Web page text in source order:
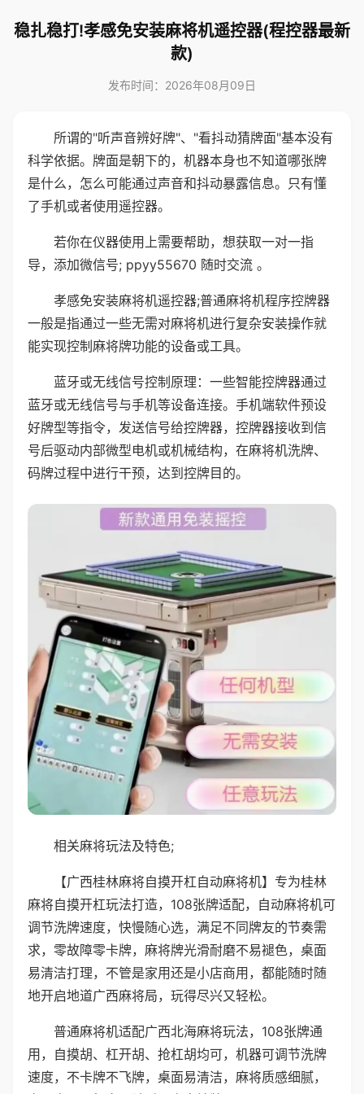
稳扎稳打!孝感免安装麻将机遥控器(程控器最新
款)
发布时间：2026年08月09日
所谓的"听声音辨好牌"、"看抖动猜牌面"基本没有
科学依据。牌面是朝下的，机器本身也不知道哪张牌
是什么，怎么可能通过声音和抖动暴露信息。只有懂
了手机或者使用遥控器。
若你在仪器使用上需要帮助，想获取一对一指
导，添加微信号; ppyy55670 随时交流 。
孝感免安装麻将机遥控器;普通麻将机程序控牌器
一般是指通过一些无需对麻将机进行复杂安装操作就
能实现控制麻将牌功能的设备或工具。
蓝牙或无线信号控制原理：一些智能控牌器通过
蓝牙或无线信号与手机等设备连接。手机端软件预设
好牌型等指令，发送信号给控牌器，控牌器接收到信
号后驱动内部微型电机或机械结构，在麻将机洗牌、
码牌过程中进行干预，达到控牌目的。
相关麻将玩法及特色;
【广西桂林麻将自摸开杠自动麻将机】专为桂林
麻将自摸开杠玩法打造，108张牌适配，自动麻将机可
调节洗牌速度，快慢随心选，满足不同牌友的节奏需
求，零故障零卡牌，麻将牌光滑耐磨不易褪色，桌面
易清洁打理，不管是家用还是小店商用，都能随时随
地开启地道广西麻将局，玩得尽兴又轻松。
普通麻将机适配广西北海麻将玩法，108张牌通
用，自摸胡、杠开胡、抢杠胡均可，机器可调节洗牌
速度，不卡牌不飞牌，桌面易清洁，麻将质感细腻，